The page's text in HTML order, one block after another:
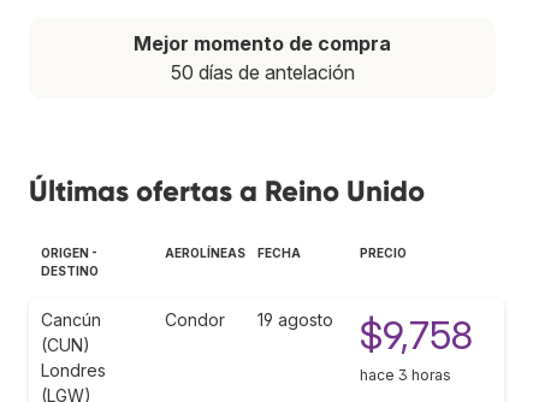
Mejor momento de compra
50 días de antelación
Últimas ofertas a Reino Unido
ORIGEN -
DESTINO
AEROLÍNEAS FECHA PRECIO
Cancún
(CUN)
Londres
(LGW)
Condor 19 agosto $9,758
hace 3 horas